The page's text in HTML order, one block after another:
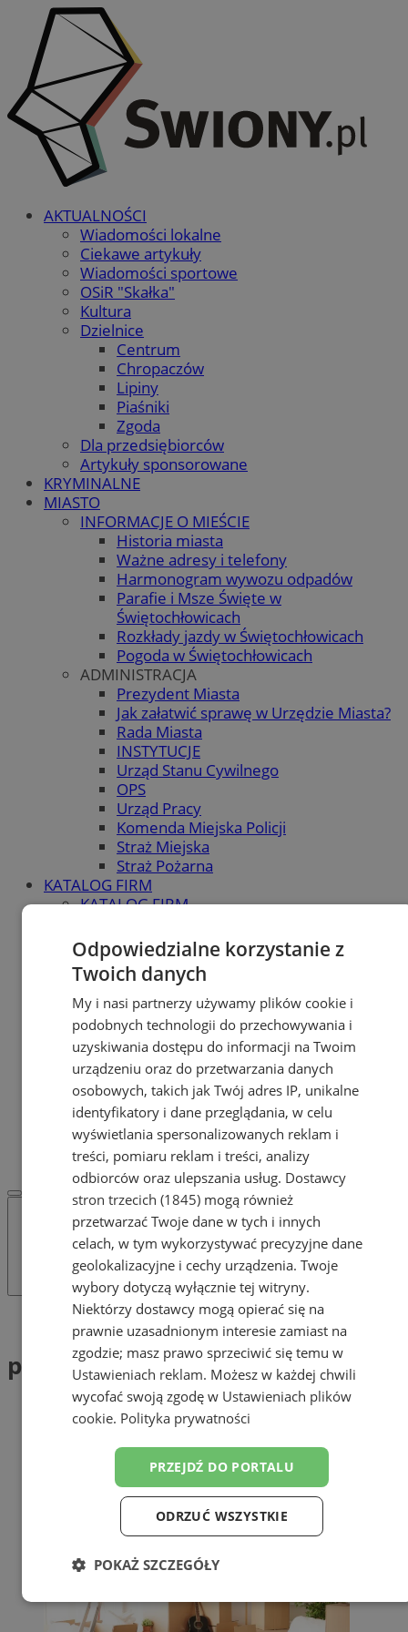
AKTUALNOŚCI
Wiadomości lokalne
Ciekawe artykuły
Wiadomości sportowe
OSiR "Skałka"
Kultura
Dzielnice
Centrum
Chropaczów
Lipiny
Piaśniki
Zgoda
Dla przedsiębiorców
Artykuły sponsorowane
KRYMINALNE
MIASTO
INFORMACJE O MIEŚCIE
Historia miasta
Ważne adresy i telefony
Harmonogram wywozu odpadów
Parafie i Msze Święte w
Świętochłowicach
Rozkłady jazdy w Świętochłowicach
Pogoda w Świętochłowicach
ADMINISTRACJA
Prezydent Miasta
Jak załatwić sprawę w Urzędzie Miasta?
Rada Miasta
INSTYTUCJE
Urząd Stanu Cywilnego
OPS
Urząd Pracy
Komenda Miejska Policji
Straż Miejska
Straż Pożarna
KATALOG FIRM
KATALOG FIRM
POLECAMY
Skup.io - Skup nieruchomości
Świętochłowice
Skup - nieruchomosci.org
OGŁOSZENIA
OGŁOSZENIA
Dodaj ogłoszenie
POLECAMY
Protocol IT
Pracuj.pl - praca w Świętochłowicach
REKLAMA
WSPÓŁPRACA
Tag: przeprowadzka
przeprowadzka (1)
Odpowiedzialne korzystanie z
Twoich danych
My i nasi partnerzy używamy plików cookie i
podobnych technologii do przechowywania i
uzyskiwania dostępu do informacji na Twoim
urządzeniu oraz do przetwarzania danych
osobowych, takich jak Twój adres IP, unikalne
identyfikatory i dane przeglądania, w celu
wyświetlania spersonalizowanych reklam i
treści, pomiaru reklam i treści, analizy
odbiorców oraz ulepszania usług. Dostawcy
stron trzecich (1845) mogą również
przetwarzać Twoje dane w tych i innych
celach, w tym wykorzystywać precyzyjne dane
geolokalizacyjne i cechy urządzenia. Twoje
wybory dotyczą wyłącznie tej witryny.
Niektórzy dostawcy mogą opierać się na
prawnie uzasadnionym interesie zamiast na
zgodzie; masz prawo sprzeciwić się temu w
Ustawieniach reklam. Możesz w każdej chwili
wycofać swoją zgodę w Ustawieniach plików
cookie. Polityka prywatności
PRZEJDŹ DO PORTALU
ODRZUĆ WSZYSTKIE
POKAŻ SZCZEGÓŁY
Niezbędne Wydajność Targetowanie